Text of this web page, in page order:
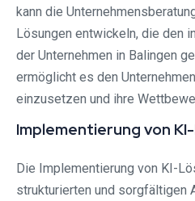
kann die
Lösungen entwickeln, die den
der Unternehmen in Balingen
ermöglicht es den
einzusetzen und ihre
Implementierung von
Die Implementierung von KI-
strukturierten und sorgfältigen